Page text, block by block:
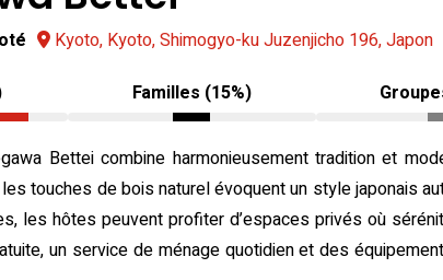
Kyoto, Kyoto, Shimogyo-ku Juzenjicho 196, Japon
Familles (15%)
Bettei combine harmonieusement tradition et
touches de bois naturel évoquent un style japonais
les hôtes peuvent profiter d’espaces privés où
un service de ménage quotidien et des